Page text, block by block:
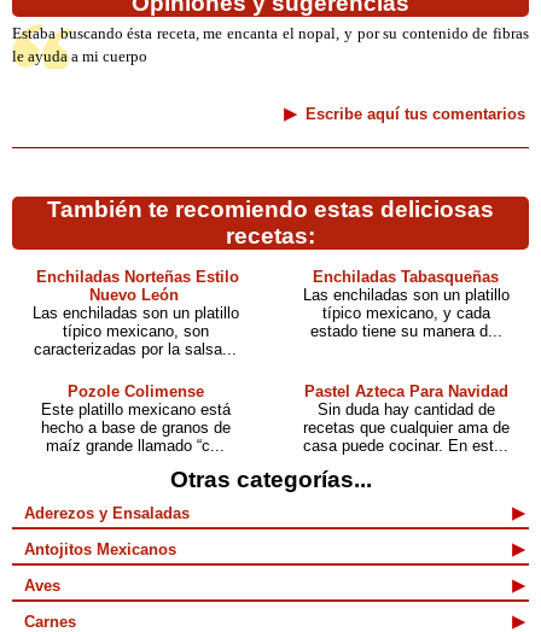
Estaba buscando ésta receta, me encanta el nopal, y por su contenido de fibras
le ayuda a mi cuerpo
Escribe aquí tus comentarios
También te recomiendo estas deliciosas
recetas:
Enchiladas Norteñas Estilo
Nuevo León
Las enchiladas son un platillo
típico mexicano, son
caracterizadas por la salsa...
Enchiladas Tabasqueñas
Las enchiladas son un platillo
típico mexicano, y cada
estado tiene su manera d...
Pozole Colimense
Este platillo mexicano está
hecho a base de granos de
maíz grande llamado “c...
Pastel Azteca Para Navidad
Sin duda hay cantidad de
recetas que cualquier ama de
casa puede cocinar. En est...
Otras categorías...
Aderezos y Ensaladas
Antojitos Mexicanos
Aves
Carnes